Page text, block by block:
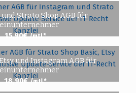
Strato Shop AGB für
15,90€ /mtl.*
und Instagram AGB für
18,90€ /mtl.*